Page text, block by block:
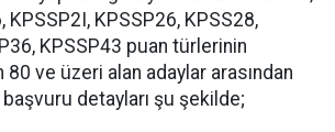
KPSSP2I, KPSSP26, KPSS28,
KPSSP43 puan türlerinin
80 ve üzeri alan adaylar arasından
başvuru detayları şu şekilde;